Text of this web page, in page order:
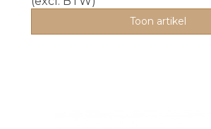
Toon artikel